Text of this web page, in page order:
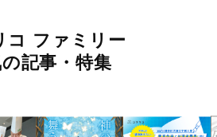
コ ファミリー
記事・特集